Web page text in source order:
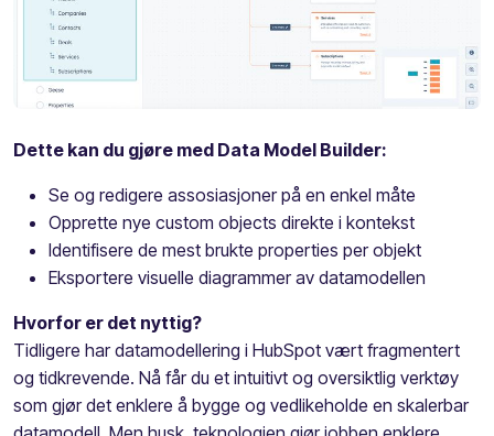
Dette kan du gjøre med Data Model Builder:
Se og redigere assosiasjoner på en enkel måte
Opprette nye custom objects direkte i kontekst
Identifisere de mest brukte properties per objekt
Eksportere visuelle diagrammer av datamodellen
Hvorfor er det nyttig?
Tidligere har datamodellering i HubSpot vært fragmentert
og tidkrevende. Nå får du et intuitivt og oversiktlig verktøy
som gjør det enklere å bygge og vedlikeholde en skalerbar